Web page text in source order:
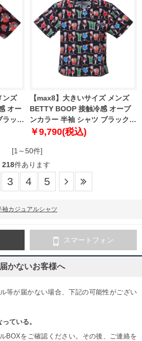
ンズ
オー
ラック
【max8】大きいサイズ メンズ
BETTY BOOP 接触冷感 オープ
ンカラー 半袖 シャツ ブラック
1277-3220-1 3L 4L 5L 6L 8L
￥9,790(税込)
[1～50件]
218件あります
3 4 5
袖カジュアルシャツ
スマートフォン
かないお客様へ
等が届かない場合、下記の可能性がござい
ている。
BOXをご確認ください。その後、ご連絡を